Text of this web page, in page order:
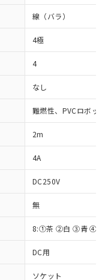
線（バラ）
4極
4
なし
難燃性、PVCロボッ
2m
4A
DC250V
無
8:①茶 ②白 ③青 ④黒
DC用
ソケット
同意のうえ
10物質）の
能な商品で
物質）の非含
予定のある
（10物質）の
品を出す予